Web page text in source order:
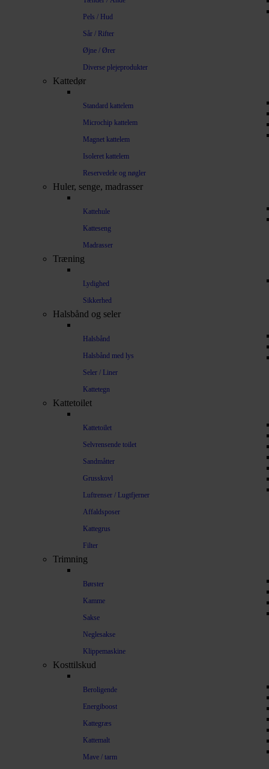
Pels / Hud
Sår / Rifter
Øjne / Ører
Diverse plejeprodukter
Kattedør
Standard kattelem
Microchip kattelem
Magnet kattelem
Isoleret kattelem
Reservedele og nøgler
Huler, senge, madrasser
Kattehule
Katteseng
Madrasser
Træning
Lydighed
Sikkerhed
Halsbånd og seler
Halsbånd
Halsbånd med lys
Seler / Liner
Kattetegn
Kattetoilet
Kattetoilet
Selvrensende toilet
Sandmåtter
Grusskovl
Luftrenser / Lugtfjerner
Affaldsposer
Kattegrus
Filter
Trimning
Børster
Kamme
Sakse
Neglesakse
Klippemaskine
Kosttilskud
Beroligende
Energiboost
Kattegræs
Kattemalt
Mave / tarm